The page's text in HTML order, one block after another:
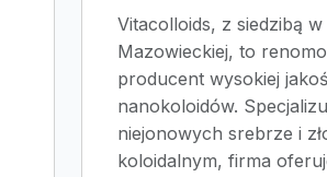
Vitacolloids, z siedzibą w
Mazowieckiej, to
producent wysokiej
nanokoloidów.
niejonowych srebrze i
koloidalnym, firma